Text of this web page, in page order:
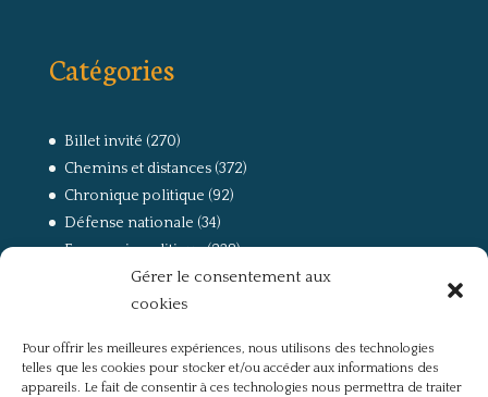
Gérer le consentement aux
cookies
Pour offrir les meilleures expériences, nous utilisons des technologies
telles que les cookies pour stocker et/ou accéder aux informations des
appareils. Le fait de consentir à ces technologies nous permettra de traiter
Catégories
Billet invité (270)
Chemins et distances(372)
Chronique politique (92)
Défense nationale (34)
Economie politique(238)
(168)
La guerre, la Résistance et la Déportation
Non classé(42)
Partis politiques, intelligentsia, médias(750)